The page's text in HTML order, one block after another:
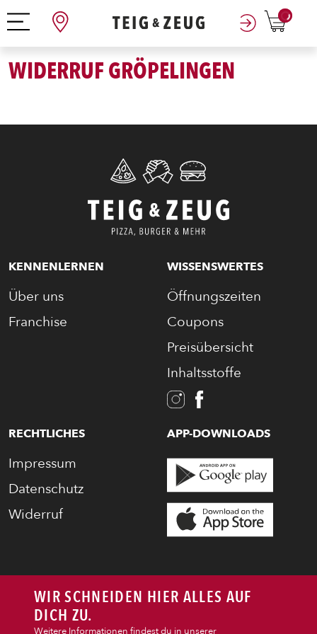
0
BAGUETTE
PASTA
AUFLAUF
WIDERRUF GRÖPELINGEN
KENNENLERNEN
Über uns
Franchise
WISSENSWERTES
Öffnungszeiten
Coupons
Preisübersicht
Inhaltsstoffe
RECHTLICHES
Impressum
Datenschutz
Widerruf
APP-DOWNLOADS
WIR SCHNEIDEN HIER ALLES AUF
DICH ZU.
Weitere Informationen findest du in unserer